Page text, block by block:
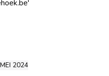
2024